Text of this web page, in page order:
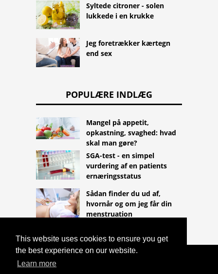
This website uses cookies to ensure you get
the best experience on our website.
Learn more
Syltede citroner - solen
lukkede i en krukke
Jeg foretrækker kærtegn
end sex
POPULÆRE INDLÆG
Mangel på appetit,
opkastning, svaghed: hvad
skal man gøre?
SGA-test - en simpel
vurdering af en patients
ernæringsstatus
Sådan finder du ud af,
hvornår og om jeg får din
menstruation
HTTPS://LIFESTYLEMED.NET